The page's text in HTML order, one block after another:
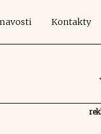
Kontakty